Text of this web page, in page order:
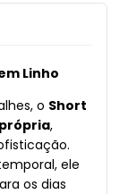
Linho
o Short
,
ele
os dias